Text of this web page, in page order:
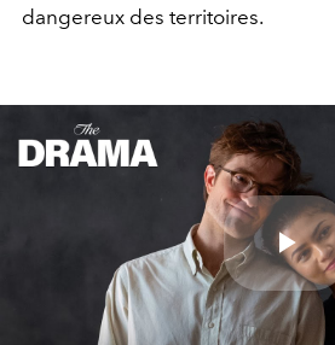
dangereux des territoires.